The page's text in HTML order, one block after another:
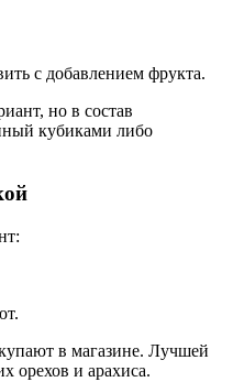
с добавлением фрукта.
но в состав
кубиками либо
в магазине. Лучшей
орехов и арахиса.